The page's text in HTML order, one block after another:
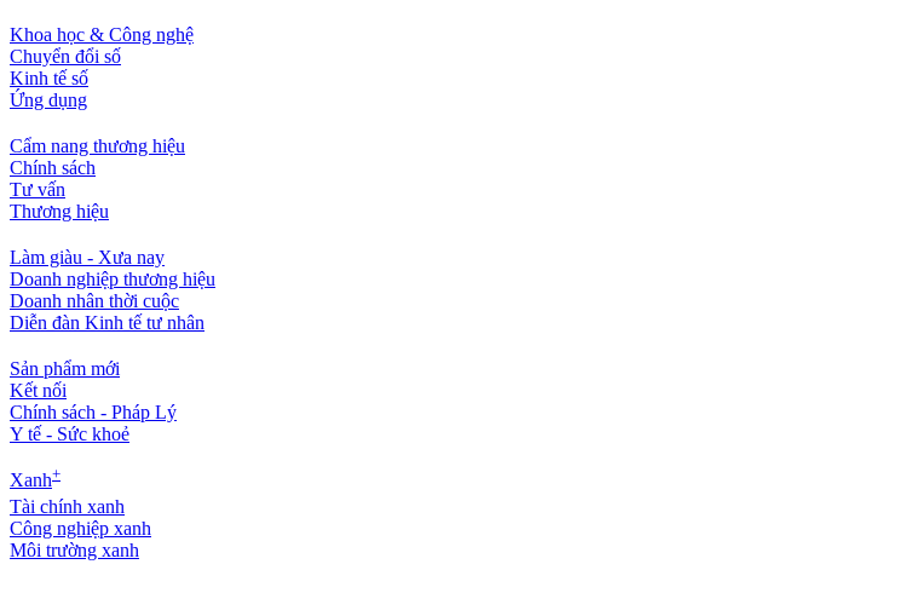
Khoa học & Công nghệ
Chuyển đổi số
Kinh tế số
Ứng dụng
Cẩm nang thương hiệu
Chính sách
Tư vấn
Thương hiệu
Làm giàu - Xưa nay
Doanh nghiệp thương hiệu
Doanh nhân thời cuộc
Diễn đàn Kinh tế tư nhân
Sản phẩm mới
Kết nối
Chính sách - Pháp Lý
Y tế - Sức khoẻ
Xanh+
Tài chính xanh
Công nghiệp xanh
Môi trường xanh